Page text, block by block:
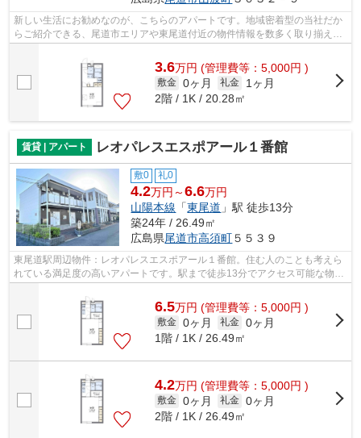
新しい生活にお勧めなのが、こちらのアパートです。地域密着型の当社だか
らご紹介できる、尾道市エリアや東尾道付近の物件情報を数多く取り揃えて
3.6万円 (管理費等：5,000円 )
敷金 0ヶ月 礼金
1ヶ月
2階 / 1K / 20.28㎡
賃貸 | アパート レオパレスエスポアール１番館
敷0 礼0
4.2万円～6.6万円
山陽本線 「東尾道 」駅 徒歩13分
築24年 / 26.49㎡
広島県尾道市高須町５５３９
東尾道駅周辺物件：レオパレスエスポアール１番館。住む人のことも考えら
れている満足度の高いアパートです。駅まで徒歩13分でアクセス可能な物件
6.5万円 (管理費等：5,000円 )
敷金 0ヶ月 礼金 0ヶ月
1階 / 1K / 26.49㎡
4.2万円 (管理費等：5,000円 )
敷金 0ヶ月 礼金 0ヶ月
2階 / 1K / 26.49㎡